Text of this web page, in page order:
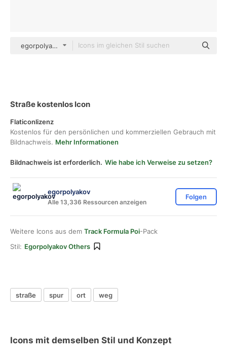
egorpolyakov Others
Straße kostenlos Icon
Flaticonlizenz
Kostenlos für den persönlichen und kommerziellen Gebrauch mit
Bildnachweis. Mehr Informationen
Bildnachweis ist erforderlich. Wie habe ich Verweise zu setzen?
egorpolyakov
Alle 13,336 Ressourcen anzeigen
Folgen
Weitere Icons aus dem Track Formula Poi-Pack
Stil: Egorpolyakov Others
straße spur ort weg
Icons mit demselben Stil und Konzept